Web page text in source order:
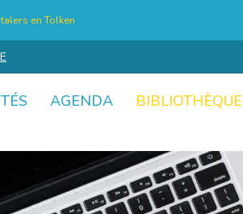
en Tolken
AGENDA BIBLIOTHÈQUE